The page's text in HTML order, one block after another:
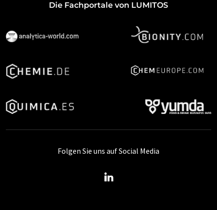
Die Fachportale von LUMITOS
Folgen Sie uns auf Social Media